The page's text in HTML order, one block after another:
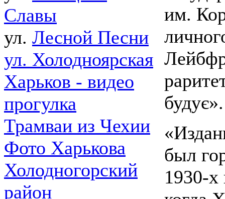
Славы
ул. Лесной Песни
ул. Холодноярская
Харьков - видео
прогулка
Трамваи из Чехии
Фото Харькова
Холодногорский
район
им.
будує».
был
1930-х